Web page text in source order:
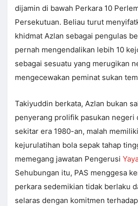
dijamin di bawah Perkara 10
Persekutuan. Beliau turut
khidmat Azlan sebagai pengulas
pernah mengendalikan lebih 10
sebagai sesuatu yang merugikan
mengecewakan peminat sukan
Takiyuddin berkata, Azlan bukan
penyerang prolifik pasukan negeri
sekitar era 1980-an, malah
kejurulatihan bola sepak tahap
memegang jawatan Pengerusi
Sehubungan itu, PAS menggesa
perkara sedemikian tidak berlaku
selaras dengan komitmen